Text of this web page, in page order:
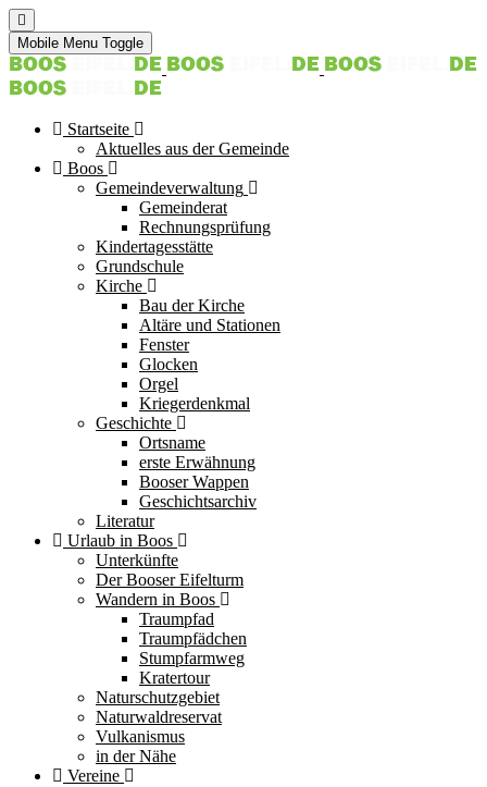
Mobile Menu Toggle
Startseite
Aktuelles aus der Gemeinde
Boos
Gemeindeverwaltung
Gemeinderat
Rechnungsprüfung
Kindertagesstätte
Grundschule
Kirche
Bau der Kirche
Altäre und Stationen
Fenster
Glocken
Orgel
Kriegerdenkmal
Geschichte
Ortsname
erste Erwähnung
Booser Wappen
Geschichtsarchiv
Literatur
Urlaub in Boos
Unterkünfte
Der Booser Eifelturm
Wandern in Boos
Traumpfad
Traumpfädchen
Stumpfarmweg
Kratertour
Naturschutzgebiet
Naturwaldreservat
Vulkanismus
in der Nähe
Vereine